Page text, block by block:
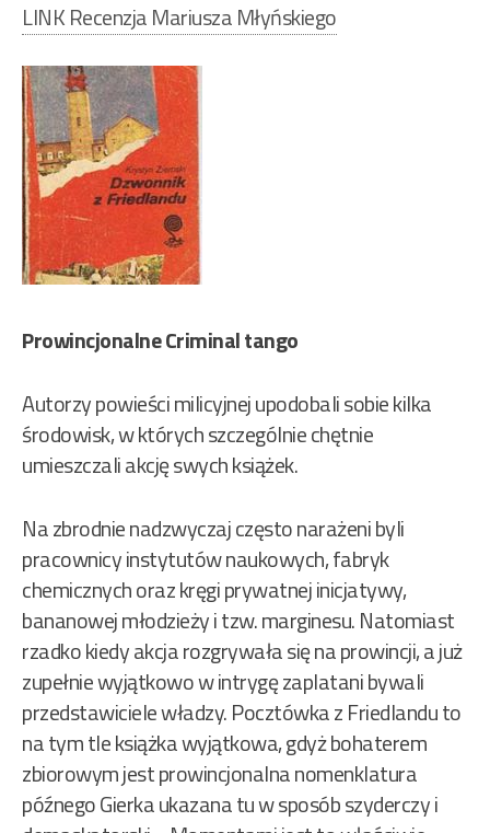
LINK Recenzja Mariusza Młyńskiego
Prowincjonalne Criminal tango
Autorzy powieści milicyjnej upodobali sobie kilka
środowisk, w których szczególnie chętnie
umieszczali akcję swych książek.
Na zbrodnie nadzwyczaj często narażeni byli
pracownicy instytutów naukowych, fabryk
chemicznych oraz kręgi prywatnej inicjatywy,
bananowej młodzieży i tzw. marginesu. Natomiast
rzadko kiedy akcja rozgrywała się na prowincji, a już
zupełnie wyjątkowo w intrygę zaplatani bywali
przedstawiciele władzy. Pocztówka z Friedlandu to
na tym tle książka wyjątkowa, gdyż bohaterem
zbiorowym jest prowincjonalna nomenklatura
późnego Gierka ukazana tu w sposób szyderczy i